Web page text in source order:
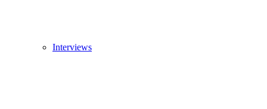
Interviews